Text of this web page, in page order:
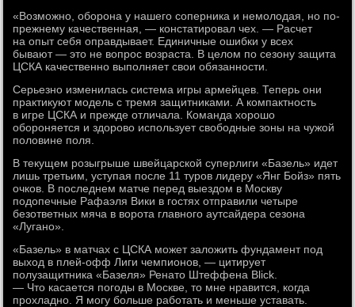
«Возможно, оборона у нашего соперника и немолодая, но по-
прежнему качественная, — констатировал чех. — Расчет
на опыт себя оправдывает. Единичные ошибки у всех
бывают — это не вопрос возраста. В целом по сезону защита
ЦСКА качественно выполняет свои обязанности.
Серьезно изменилась система игры армейцев. Теперь они
практикуют модель с тремя защитниками. А компактность
в игре ЦСКА и прежде отличала. Команда хорошо
обороняется и здорово использует свободные зоны на чужой
половине поля.
В текущем розыгрыше швейцарской суперлиги «Базель» идет
лишь третьим, уступая после 11 туров лидеру «Янг Бойз» пять
очков. В последнем матче перед выездом в Москву
подопечные Рафаэля Вики в гостях отправили четыре
безответных мяча в ворота главного аутсайдера сезона
«Лугано».
«Базель» в матчах с ЦСКА может заложить фундамент под
выход в плей-офф Лиги чемпионов, — цитирует
полузащитника «Базеля» Ренато Штеффена Blick.
— Что касается погоды в Москве, то мне нравится, когда
прохладно. Я могу больше работать и меньше уставать.